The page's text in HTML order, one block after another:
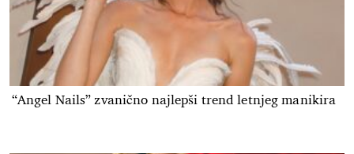
“Angel Nails” zvanično najlepši trend letnjeg manikira